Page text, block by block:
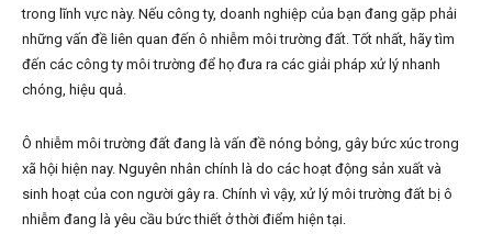
trong lĩnh vực này. Nếu công ty, doanh nghiệp của bạn đang gặp phải
những vấn đề liên quan đến ô nhiễm môi trường đất. Tốt nhất, hãy tìm
đến các công ty môi trường để họ đưa ra các giải pháp xử lý nhanh
chóng, hiệu quả.
Ô nhiễm môi trường đất đang là vấn đề nóng bỏng, gây bức xúc trong
xã hội hiện nay. Nguyên nhân chính là do các hoạt động sản xuất và
sinh hoạt của con người gây ra. Chính vì vậy, xử lý môi trường đất bị ô
nhiễm đang là yêu cầu bức thiết ở thời điểm hiện tại.